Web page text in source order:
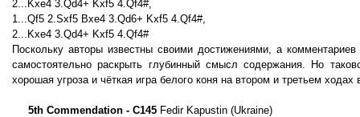
2...Kxe4 3.Qd4+ Kxf5 4.Qf4#,
1...Qf5 2.Sxf5 Bxe4 3.Qd6+ Kxf5 4.Qf4#,
2...Kxe4 3.Qd4+ Kxf5 4.Qf4#
Поскольку авторы известны своими достижениями, а
самостоятельно раскрыть глубинный смысл содержания. Но
хорошая угроза и чёткая игра белого коня на втором и третьем
5th Commendation - C145 Fedir Kapustin (Ukraine)